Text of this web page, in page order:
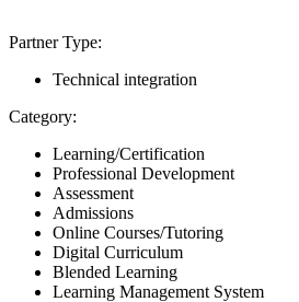
Partner Type:
Technical integration
Category:
Learning/Certification
Professional Development
Assessment
Admissions
Online Courses/Tutoring
Digital Curriculum
Blended Learning
Learning Management System